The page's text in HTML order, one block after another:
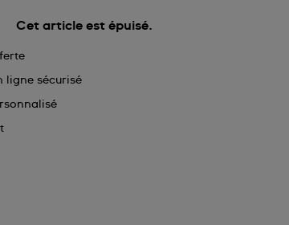
Cet article est épuisé.
ligne sécurisé